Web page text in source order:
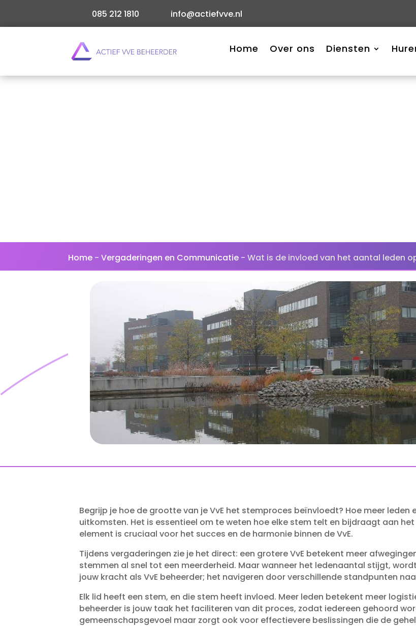
085 212 1810 info@actiefvve.nl
Home Over ons Diensten
Home -Vergaderingen en Communicatie -Wat is de invloed van het aantal leden
Begrijp je hoe de grootte van je VvE het stemproces beïnvloedt? Hoe meer leden
uitkomsten.​ Het is essentieel om te weten hoe elke stem telt en bijdraagt aan
element is cruciaal voor het succes en de harmonie binnen de VvE.​
Tijdens vergaderingen zie je het direct: een grotere VvE betekent meer
stemmen al snel tot een meerderheid.​ Maar wanneer het ledenaantal stijgt,
jouw kracht als VvE beheerder; het navigeren door verschillende standpunten
Elk lid heeft een stem, en die stem heeft invloed.​ Meer leden betekent meer
beheerder is jouw taak het faciliteren van dit proces, zodat iedereen gehoord
gemeenschapsgevoel maar zorgt ook voor effectievere beslissingen die de